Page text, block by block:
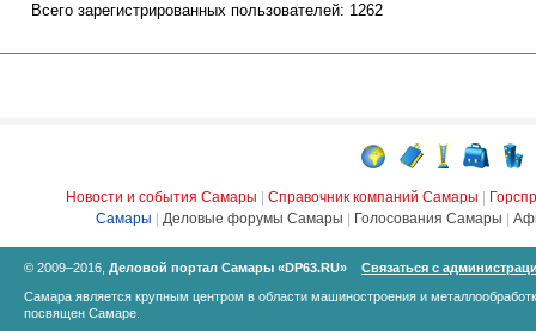
Всего зарегистрированных пользователей: 1262
Новости и события Самары Справочник компаний Самары
Самары
Деловые форумы Самары Голосования Самары
© 2009–2016, Деловой портал Самары «DP63.RU»
Связаться с
Самара является крупным центром в области машиностроения и
посвящен Самаре.